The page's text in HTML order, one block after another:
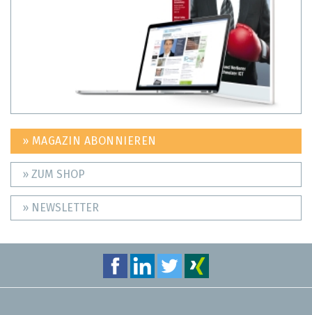
» MAGAZIN ABONNIEREN
» ZUM SHOP
» NEWSLETTER